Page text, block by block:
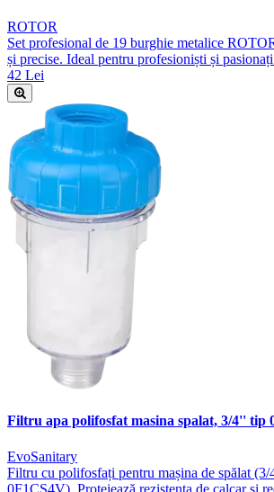
ROTOR
Set profesional de 19 burghie metalice
și precise. Ideal pentru profesioniști și
42 Lei
Filtru apa polifosfat masina spalat, 3/4'' tip
EvoSanitary
Filtru cu polifosfați pentru mașina de spălat
0F1CS4V). Protejează rezistența de calcar și